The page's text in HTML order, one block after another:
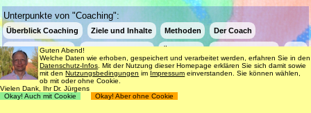
Unterpunkte von "Coaching":
Überblick Coaching Ziele und Inhalte Methoden Der Coach
Spezielle Themen Kosten und Dauer
Login
Datenschutz
Impressum Nutzungsbedingungen
Guten Abend!
Welche Daten wie erhoben, gespeichert und verarbeitet werden, erfahren Sie in den
Datenschutz-Infos . Mit der Nutzung dieser Homepage erklären Sie sich damit sowie
mit denNutzungsbedingungen im Impressum einverstanden. Sie können wählen,
ob mit oder ohne Cookie.
Vielen Dank, Ihr Dr. Jürgens
Okay! Auch mit Cookie
Okay! Aber ohne Cookie